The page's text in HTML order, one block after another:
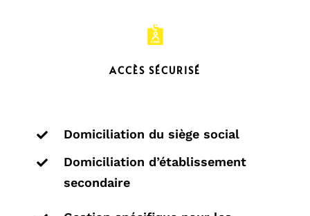
ACCÈS SÉCURISÉ
 Domiciliation du siège social

Domiciliation d’établissement
secondaire